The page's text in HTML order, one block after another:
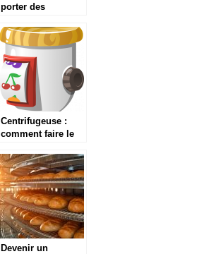
porter des
cuisine
appropriées
Centrifugeuse :
comment faire le
Devenir un